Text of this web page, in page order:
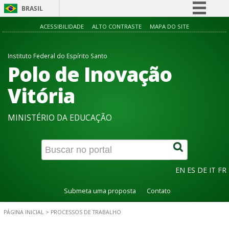
BRASIL
Simplifique!
Acesso à informação
ACESSIBILIDADE ALTO CONTRASTE MAPA DO SITE
Instituto Federal do Espírito Santo
Polo de Inovação
Vitória
MINISTÉRIO DA EDUCAÇÃO
EN ES DE IT FR
Submeta uma proposta Contato
PÁGINA INICIAL > PROCESSOS DE TRABALHO